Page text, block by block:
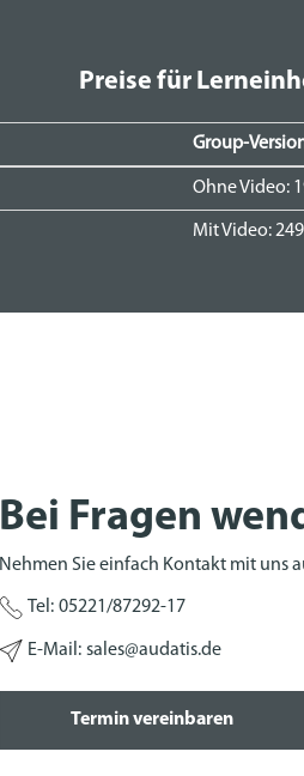
Preise für
Group-
Ohne Video:
Mit Video:
Bei Fragen
Nehmen Sie einfach Kontakt mit uns
Tel: 05221/87292-17
E-Mail: sales@audatis.de
Termin vereinbaren